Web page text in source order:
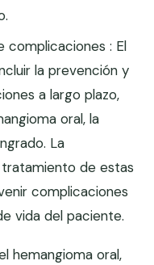
: El
la prevención y
a largo plazo,
oral, la
La
de estas
complicaciones
vida del paciente.
hemangioma oral,